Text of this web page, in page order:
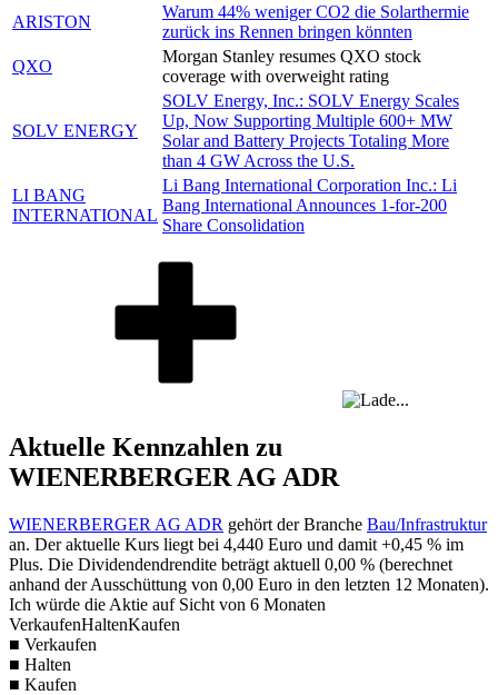
ARISTON
Warum 44% weniger CO2 die Solarthermie
zurück ins Rennen bringen könnten
QXO
Morgan Stanley resumes QXO stock
coverage with overweight rating
SOLV ENERGY
SOLV Energy, Inc.: SOLV Energy Scales
Up, Now Supporting Multiple 600+ MW
Solar and Battery Projects Totaling More
than 4 GW Across the U.S.
LI BANG
INTERNATIONAL
Li Bang International Corporation Inc.: Li
Bang International Announces 1-for-200
Share Consolidation
Aktuelle Kennzahlen zu
WIENERBERGER AG ADR
WIENERBERGER AG ADR gehört der Branche Bau/Infrastruktur
an. Der aktuelle Kurs liegt bei 4,440 Euro und damit +0,45 % im
Plus. Die Dividendendrendite beträgt aktuell 0,00 % (berechnet
anhand der Ausschüttung von 0,00 Euro in den letzten 12 Monaten).
Ich würde die Aktie auf Sicht von 6 Monaten
VerkaufenHaltenKaufen
■ Verkaufen
■ Halten
■ Kaufen